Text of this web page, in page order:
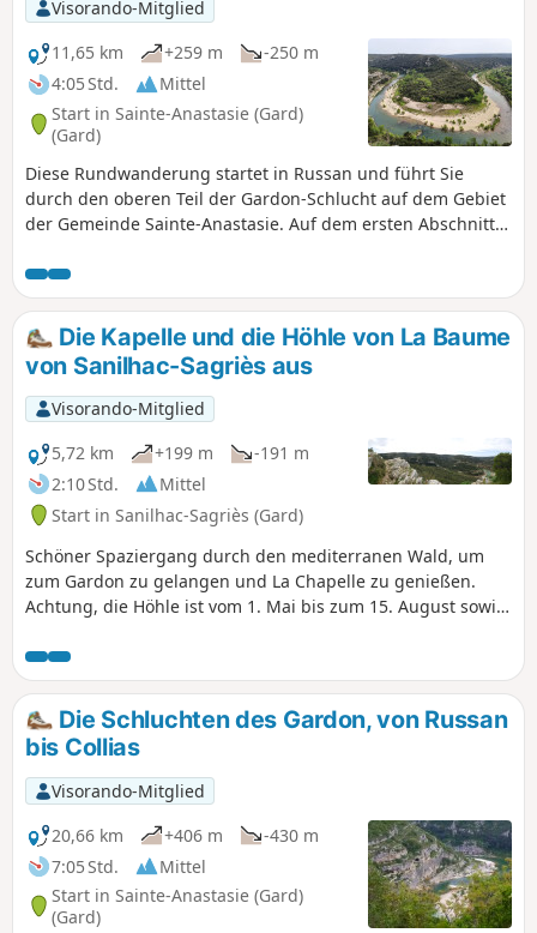
Visorando-Mitglied
11,65 km
+259 m
-250 m
4:05 Std.
Mittel
Start in Sainte-Anastasie (Gard)
(Gard)
Diese Rundwanderung startet in Russan und führt Sie
durch den oberen Teil der Gardon-Schlucht auf dem Gebiet
der Gemeinde Sainte-Anastasie. Auf dem ersten Abschnitt
und steigen dann hinab nach Saint-Nicolas in der Nähe des
gleichnamigen Priorats und der Brücke. Anschließend
beginnt der Aufstieg auf das Plateau, das den Gardon
überragt, über einen teilweise steilen Weg mit kleinen
Schratten. Schließlich führt Sie ein schöner Weg bis nach
Castellas, wo der Aussichtspunkt auf eine hufeisenförmige
Schleife des Gardon atemberaubend ist. Auf dem Rückweg
zum Parkplatz haben Sie die Gelegenheit, die
überraschende Grotte de la Trone zu entdecken.
Die Kapelle und die Höhle von La Baume
von Sanilhac-Sagriès aus
Visorando-Mitglied
5,72 km
+199 m
-191 m
2:10 Std.
Mittel
Start in Sanilhac-Sagriès (Gard)
Schöner Spaziergang durch den mediterranen Wald, um
zum Gardon zu gelangen und La Chapelle zu genießen.
Achtung, die Höhle ist vom 1. Mai bis zum 15. August sowie
Abstieg ist gemütlich, der Aufstieg anstrengender, aber
recht kurz.Alternativ können Sie von Collias aus starten, um
die Gardon-Schlucht länger zu genießen30.10.2023: Ich
habe diese Route aufgrund mehrerer Rückmeldungen zum
steilen Aufstieg auf dem Rückweg (+100 m auf 300 m
Strecke) als „mittelschwer“ neu eingestuft.
Die Schluchten des Gardon, von Russan
bis Collias
Visorando-Mitglied
20,66 km
+406 m
-430 m
7:05 Std.
Mittel
Start in Sainte-Anastasie (Gard)
(Gard)